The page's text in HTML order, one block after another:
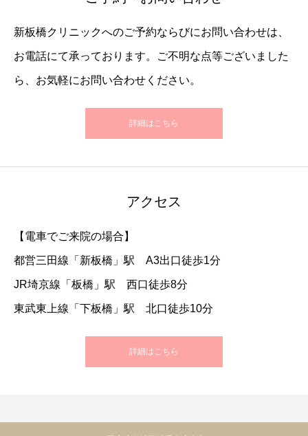
新板橋クリニックへのご予約ならびにお問い合わせは、
お電話にて承っております。ご不明な点等ございました
ら、お気軽にお問い合わせください。
詳細はこちら
アクセス
【電車でご来院の場合】
都営三田線「新板橋」駅 A3出口徒歩1分
JR埼京線「板橋」駅 西口徒歩8分
東武東上線「下板橋」駅 北口徒歩10分
詳細はこちら